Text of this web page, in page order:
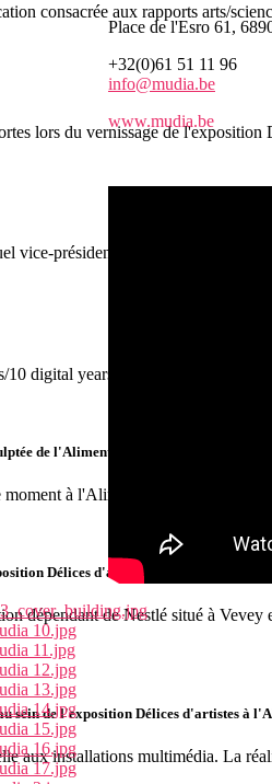
consacrée aux rapports arts/
lors du vernissage de
vice-président de Google.
digital years in Mons consacré au
de l'Alimentarium
à l'Alimentarium de Vevey,
Délices d'artistes
dépendant de Nestlé situé à
sein de l'exposition Délices d'artistes à
aux installations multimédia. La
Place de l'Esro 61,
+32(0)61 51 11 96
info@mudia.be
www.mudia.be